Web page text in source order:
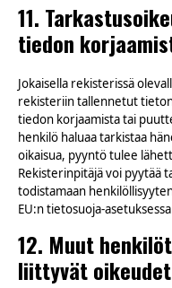
11.
tiedon
Jokaisella rekisterissä
rekisteriin tallennetut
tiedon korjaamista tai
henkilö haluaa tarkistaa
oikaisua, pyyntö tulee
Rekisterinpitäjä voi pyytää
todistamaan
EU:n tietosuoja-
12. Muut
liittyvät oikeudet